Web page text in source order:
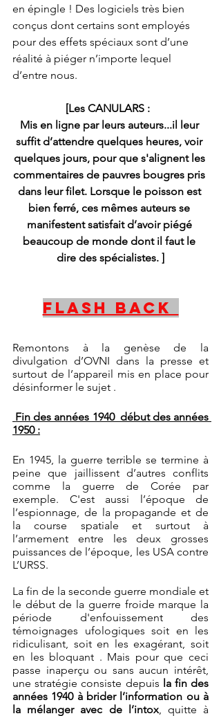
en épingle ! Des logiciels très bien
conçus dont certains sont employés
pour des effets spéciaux sont d’une
réalité à piéger n’importe lequel
d’entre nous.
[Les CANULARS :
Mis en ligne par leurs auteurs...il leur
suffit d’attendre quelques heures, voir
quelques jours, pour que s'alignent les
commentaires de pauvres bougres pris
dans leur filet. Lorsque le poisson est
bien ferré, ces mêmes auteurs se
manifestent satisfait d’avoir piégé
beaucoup de monde dont il faut le
dire des spécialistes. ]
Flash Back
Remontons à la genèse de la
divulgation d’OVNI dans la presse et
surtout de l’appareil mis en place pour
désinformer le sujet .
1950 :
En 1945, la guerre terrible se termine à
peine que jaillissent d’autres conflits
comme la guerre de Corée par
exemple. C'est aussi l’époque de
l’espionnage, de la propagande et de
la course spatiale et surtout à
l’armement entre les deux grosses
puissances de l’époque, les USA contre
L’URSS.
La fin de la seconde guerre mondiale et
le début de la guerre froide marque la
période d'enfouissement des
témoignages ufologiques soit en les
ridiculisant, soit en les exagérant, soit
en les bloquant . Mais pour que ceci
passe inaperçu ou sans aucun intérêt,
une stratégie consiste depuis la fin des
années 1940 à brider l’information ou à
la mélanger avec de l’intox, quitte à